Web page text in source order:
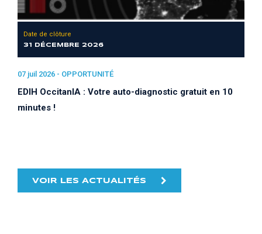
Date de clôture
31 DÉCEMBRE 2026
07 juil 2026 - OPPORTUNITÉ
EDIH OccitanIA : Votre auto-diagnostic gratuit en 10
minutes !
VOIR LES ACTUALITÉS